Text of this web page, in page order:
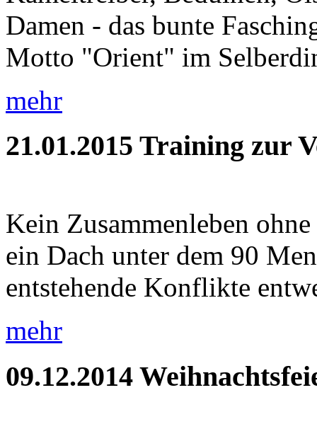
Damen - das bunte
Motto "Orient" im
mehr
21.01.2015 Training zur
Kein Zusammenleben
ein Dach unter dem 90
entstehende Konflikte
mehr
09.12.2014